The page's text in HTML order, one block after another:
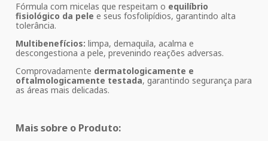
Fórmula com micelas que respeitam o equilíbrio
fisiológico da pele e seus fosfolipídios, garantindo alta
tolerância.
Multibenefícios: limpa, demaquila, acalma e
descongestiona a pele, prevenindo reações adversas.
Comprovadamente dermatologicamente e
oftalmologicamente testada, garantindo segurança para
as áreas mais delicadas.
Mais sobre o Produto: